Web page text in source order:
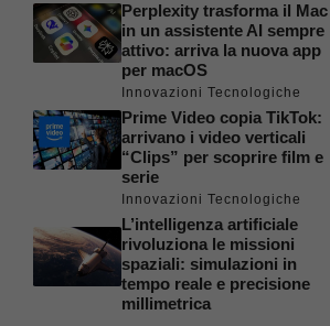
Perplexity trasforma il Mac
in un assistente AI sempre
attivo: arriva la nuova app
per macOS
Innovazioni Tecnologiche
Prime Video copia TikTok:
arrivano i video verticali
“Clips” per scoprire film e
serie
Innovazioni Tecnologiche
L’intelligenza artificiale
rivoluziona le missioni
spaziali: simulazioni in
tempo reale e precisione
millimetrica